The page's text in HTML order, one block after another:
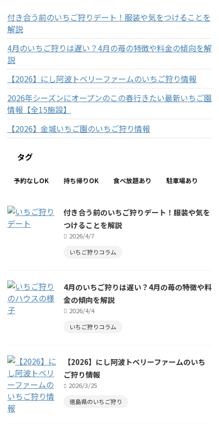
付き合う前のいちご狩りデート！服装や気をつけることを
解説
4月のいちご狩りは遅い？4月の苺の特徴や料金の傾向を解
説
【2026】にし阿波トベリーファームのいちご狩り情報
2026年シーズンにオープンのこの春行きたい最新いちご園
情報【全15施設】
【2026】金城いちご園のいちご狩り情報
タグ
予約なしOK 持ち帰りOK 食べ放題あり 駐車場あり
付き合う前のいちご狩りデート！服装や気を
つけることを解説
2026/4/7
いちご狩りコラム
4月のいちご狩りは遅い？4月の苺の特徴や料
金の傾向を解説
2026/4/4
いちご狩りコラム
【2026】にし阿波トベリーファームのいち
ご狩り情報
2026/3/25
徳島県のいちご狩り